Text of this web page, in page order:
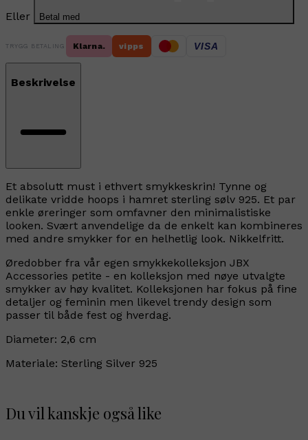
Eller Betal med
TRYGG BETALING Klarna. vipps VISA
Beskrivelse
Et absolutt must i ethvert smykkeskrin! Tynne og
delikate vridde hoops i hamret sterling sølv 925. Et par
enkle øreringer som omfavner den minimalistiske
looken. Svært anvendelige da de enkelt kan kombineres
med andre smykker for en helhetlig look. Nikkelfritt.
Øredobber fra vår egen smykkekolleksjon JBX
Accessories petite - en kolleksjon med nøye utvalgte
smykker av høy kvalitet. Kolleksjonen har fokus på fine
detaljer og feminin men likevel trendy design som
passer til både fest og hverdag.
Diameter: 2,6 cm
Materiale: Sterling Silver 925
Du vil kanskje også like